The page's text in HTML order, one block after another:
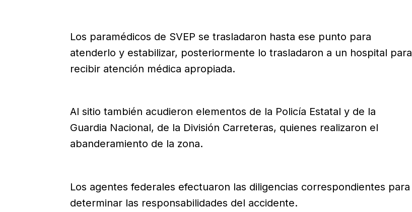
Los paramédicos de SVEP se trasladaron hasta ese punto para
atenderlo y estabilizar, posteriormente lo trasladaron a un hospital para
recibir atención médica apropiada.
Al sitio también acudieron elementos de la Policía Estatal y de la
Guardia Nacional, de la División Carreteras, quienes realizaron el
abanderamiento de la zona.
Los agentes federales efectuaron las diligencias correspondientes para
determinar las responsabilidades del accidente.